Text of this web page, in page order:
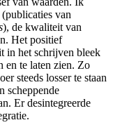
van
), de kwaliteit van
Het positief
in het schrijven bleek
en te laten zien. Zo
steeds losser te staan
scheppende
Er desintegreerde